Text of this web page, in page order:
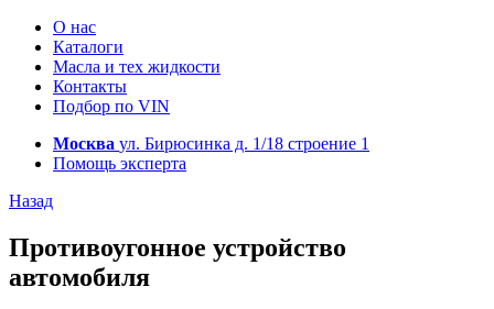
О нас
Каталоги
Масла и тех жидкости
Контакты
Подбор по VIN
Москва ул. Бирюсинка д. 1/18 строение 1
Помощь эксперта
Назад
Противоугонное устройство
автомобиля